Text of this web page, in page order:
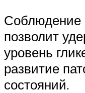
Соблюдение
позволит
уровень
развитие
состояний.